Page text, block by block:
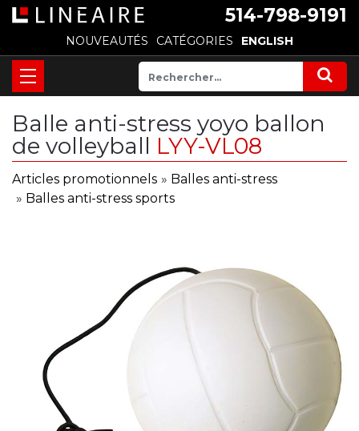
514-798-9191
NOUVEAUTÉS CATÉGORIES ENGLISH
Balle anti-stress yoyo ballon
de volleyball LYY-VL08
Articles promotionnels » Balles anti-stress
» Balles anti-stress sports